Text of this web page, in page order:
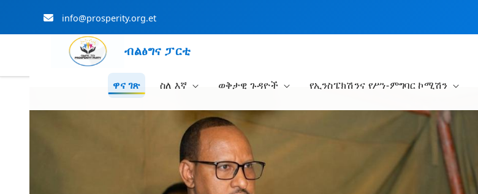
info@prosperity.org.et
ብልፅግና ፓርቲ
ዋና ገጽ ስለ እኛ ወቅታዊ ጉዳዮች የኢንስፔክሽንና የሥነ-ምግባር ኮሚሽን